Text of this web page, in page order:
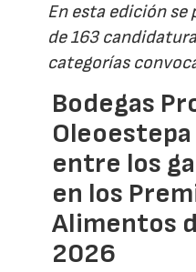
En esta edición
de 163
categorías
Bodegas
entre los
en los
Alimentos
2026